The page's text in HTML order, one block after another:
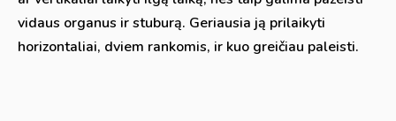
vidaus organus ir stuburą. Geriausia ją prilaikyti
horizontaliai, dviem rankomis, ir kuo greičiau paleisti.